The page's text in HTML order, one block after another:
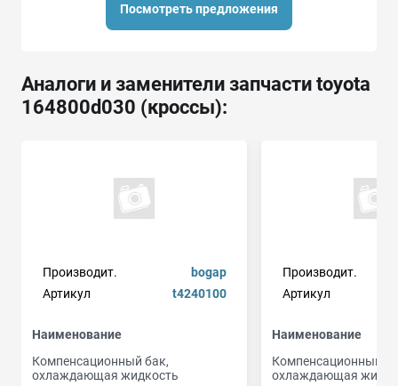
Посмотреть предложения
Аналоги и заменители запчасти toyota
164800d030 (кроссы):
Производит.
bogap
Артикул
t4240100
Наименование
Компенсационный бак,
охлаждающая жидкость
Производит.
Артикул
Наименование
Компенсационный
охлаждающая